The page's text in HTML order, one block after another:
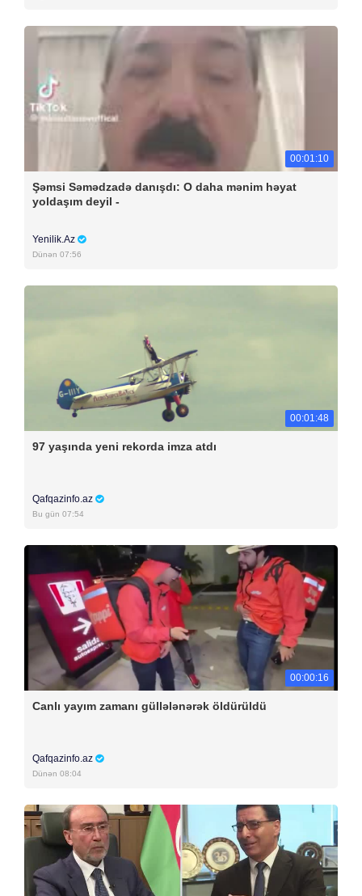
00:01:10
Şəmsi Səmədzadə danışdı: O daha mənim həyat
yoldaşım deyil -
Yenilik.Az
Dünən 07:56
00:01:48
97 yaşında yeni rekorda imza atdı
Qafqazinfo.az
Bu gün 07:54
00:00:16
Canlı yayım zamanı güllələnərək öldürüldü
Qafqazinfo.az
Dünən 08:04